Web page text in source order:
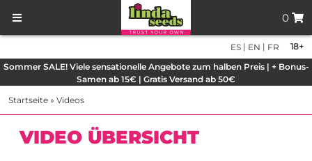
0
18+
ES | EN | FR
Sommer SALE! Viele sensationelle Angebote zum halben Preis | + Bonus-
Samen ab 15€ | Gratis Versand ab 50€
Startseite » Videos
VIDEO ÜBERSICHT